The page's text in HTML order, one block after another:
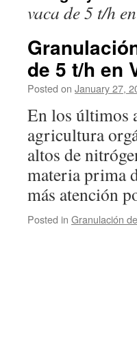
vaca de 5 t/h
de 5 t/h en
Posted on January 27,
En los últimos
agricultura
altos de
materia prima
más atención
Posted in Granulación